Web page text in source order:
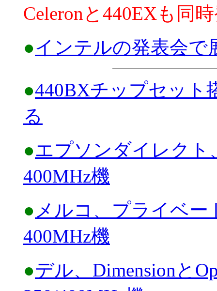
Celeronと440EXも同
●インテルの発表会で
●440BXチップセット
る
●エプソンダイレクト
400MHz機
● メルコ、プライベー
400MHz機
●デル、Dimensionと